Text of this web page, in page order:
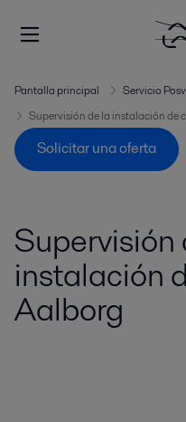
Pantalla principal Servicio
Supervisión de la instalación de
Solicitar una oferta
Supervisión
instalación
Aalborg